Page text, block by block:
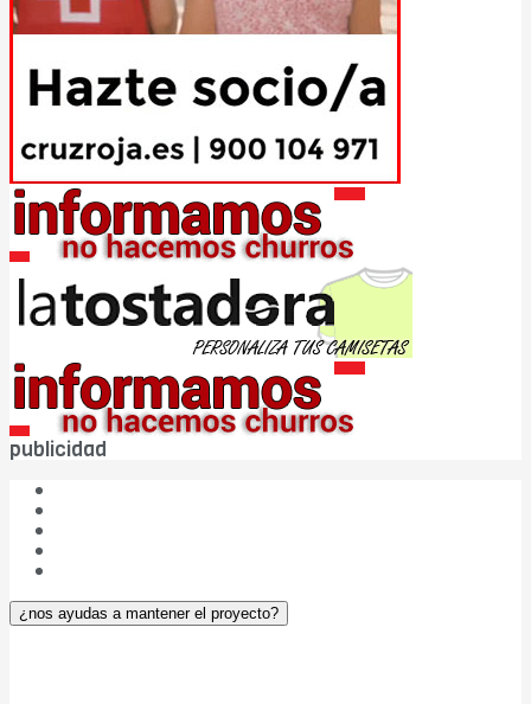
publicidad
¿nos ayudas a mantener el proyecto?